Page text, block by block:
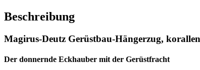
Beschreibung
Magirus-Deutz Gerüstbau-Hängerzug,
Der donnernde Eckhauber mit der Gerüstfracht